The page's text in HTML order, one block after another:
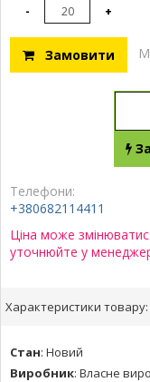
- +
Замовити
Телефони:
+380682114411
Ціна може
уточнюйте у
Характеристики товару:
Стан: Новий
Виробник: Власне